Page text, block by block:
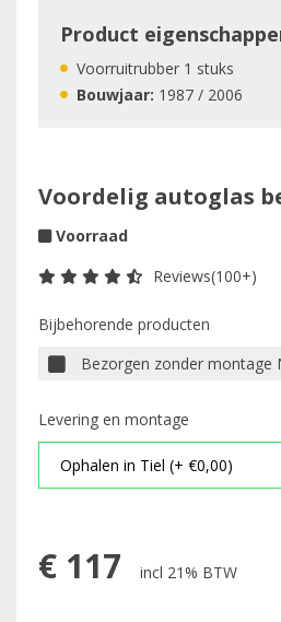
Product
Voorruitrubber 1 stuks
Bouwjaar: 1987 / 2006
Voordelig autoglas
Voorraad
Reviews(100+)
Bijbehorende producten
Bezorgen zonder montage
Levering en montage
€ 117 incl 21% BTW